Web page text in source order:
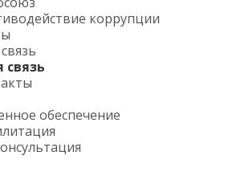
коррупции
связь
обеспечение